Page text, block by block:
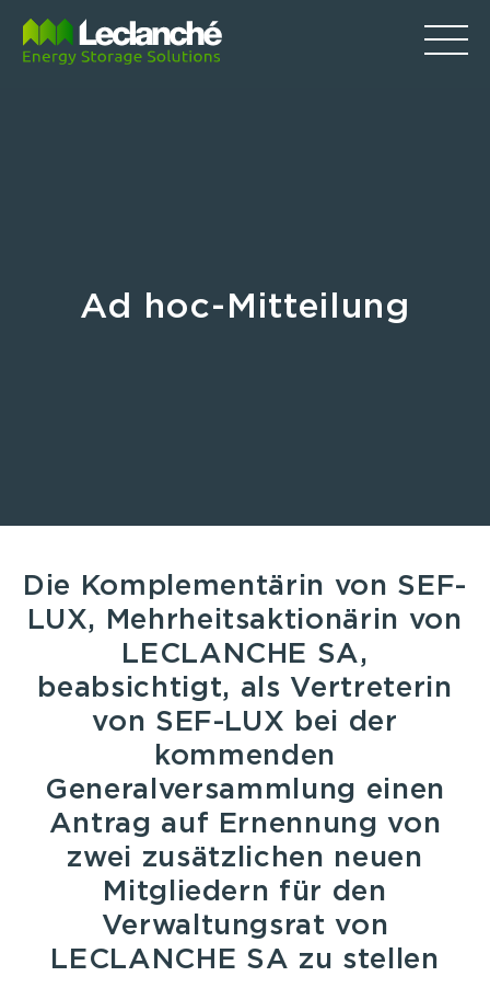
Ad hoc-Mitteilung
Die Komplementärin von SEF-
LUX, Mehrheitsaktionärin von
LECLANCHE SA,
beabsichtigt, als Vertreterin
von SEF-LUX bei der
kommenden
Generalversammlung einen
Antrag auf Ernennung von
zwei zusätzlichen neuen
Mitgliedern für den
Verwaltungsrat von
LECLANCHE SA zu stellen